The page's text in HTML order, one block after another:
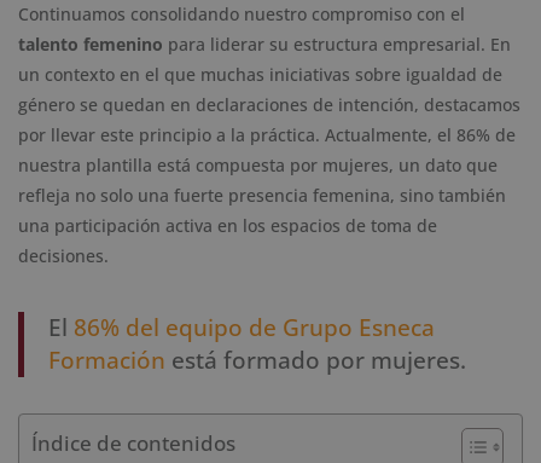
Continuamos consolidando nuestro compromiso con el
talento femenino para liderar su estructura empresarial. En
un contexto en el que muchas iniciativas sobre igualdad de
género se quedan en declaraciones de intención, destacamos
por llevar este principio a la práctica. Actualmente, el 86% de
nuestra plantilla está compuesta por mujeres, un dato que
refleja no solo una fuerte presencia femenina, sino también
una participación activa en los espacios de toma de
decisiones.
El 86% del equipo de Grupo Esneca
Formación está formado por mujeres.
Índice de contenidos